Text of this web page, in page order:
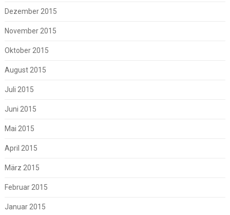
Dezember 2015
November 2015
Oktober 2015
August 2015
Juli 2015
Juni 2015
Mai 2015
April 2015
März 2015
Februar 2015
Januar 2015